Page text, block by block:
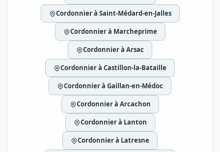
Cordonnier à Saint-Médard-en-Jalles
Cordonnier à Marcheprime
Cordonnier à Arsac
Cordonnier à Castillon-la-Bataille
Cordonnier à Gaillan-en-Médoc
Cordonnier à Arcachon
Cordonnier à Lanton
Cordonnier à Latresne